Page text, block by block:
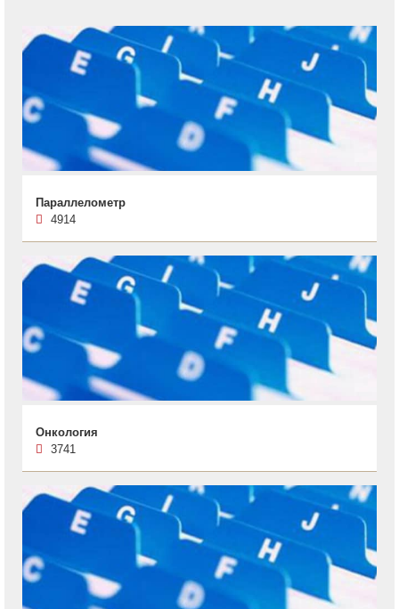
Параллелометр
4914
Онкология
3741